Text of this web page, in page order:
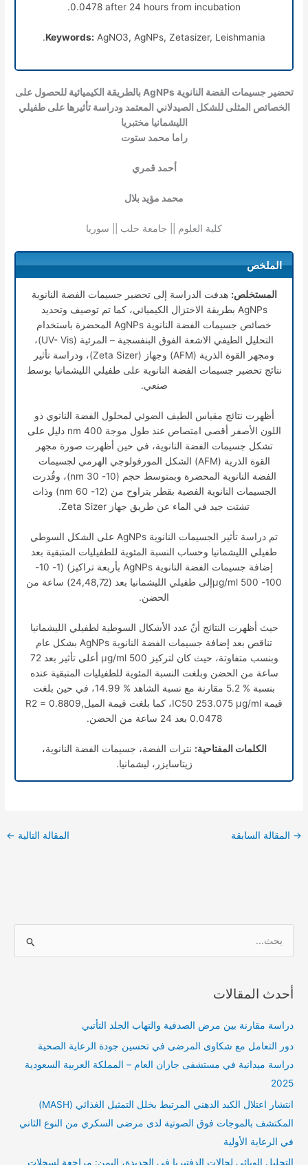
0.0478 after 24 hours from incubation.
Keywords: AgNO3, AgNPs, Zetasizer, Leishmania.
تحضير جسيمات الفضة النانوية AgNPs بالطريقة الكيميائية للحصول على
الخصائص المثلى للشكل الصيدلاني المعتمد ودراسة تأثيرها على طفيلي
الليشمانيا مختبريا
راما محمد ستوت
أحمد قمري
محمد مؤيد بلال
كلية العلوم || جامعة حلب || سوريا
الملخص
المستخلص: هدفت الدراسة إلى تحضير جسيمات الفضة النانوية
AgNPs بطريقة الاختزال الكيميائي، كما تم توصيف وتحديد
خصائص جسيمات الفضة النانوية AgNPs المحضرة باستخدام
التحليل الطيفي الاشعة الفوق البنفسجية – المرئية (UV- Vis)،
ومجهر القوة الذرية (AFM) وجهاز (Zeta Sizer)، ودراسة تأثير
نتائج تحضير جسيمات الفضة النانوية على طفيلي الليشمانيا بوسط
صنعي.
أظهرت نتائج مقياس الطيف الضوئي لمحلول الفضة النانوي ذو
اللون الأصفر أقصى امتصاص عند طول موجة nm 400 دليل على
تشكل جسيمات الفضة النانوية، في حين أظهرت صورة مجهر
القوة الذرية (AFM) الشكل المورفولوجي الهرمي لجسيمات
الفضة النانوية المحضرة وبمتوسط حجم (10- 30 nm)، وقُدرت
الجسيمات النانوية الفضية بقطر يتراوح من (12- 60 nm) وذات
تشتت جيد في الماء عن طريق جهاز Zeta Sizer.
تم دراسة تأثير الجسيمات النانوية AgNPs على الشكل السوطي
طفيلي الليشمانيا وحساب النسبة المئوية للطفيليات المتبقية بعد
إضافة جسيمات الفضة النانوية AgNPs بأربعة تراكيز) (1- 10-
100- 500 µg/mlإلى طفيلي الليشمانيا بعد (24,48,72) ساعة من
الحضن.
حيث أظهرت النتائج أنّ عدد الأشكال السوطية لطفيلي الليشمانيا
تناقص بعد إضافة جسيمات الفضة النانوية AgNPs بشكل عام
وبنسب متفاوتة، حيث كان لتركيز 500 µg/ml أعلى تأثير بعد 72
ساعة من الحضن وبلغت النسبة المئوية للطفيليات المتبقية عنده
بنسبة % 5.2 مقارنة مع نسبة الشاهد % 14.99، في حين بلغت
قيمة IC50 253.075 µg/ml، كما بلغت قيمة الميلR2 = 0.8809,
0.0478 بعد 24 ساعة من الحضن.
الكلمات المفتاحية: نترات الفضة، جسيمات الفضة النانوية،
زيتاسايزر، ليشمانيا.
→ المقالة السابقة المقالة التالية ←
ح
ن
أحدث المقالات
دراسة مقارنة بين مرض الصدفية والتهاب الجلد التأتبي
دور التعامل مع شكاوى المرضى في تحسين جودة الرعاية الصحية
دراسة ميدانية في مستشفى جازان العام – المملكة العربية السعودية
2025
انتشار اعتلال الكبد الدهني المرتبط بخلل التمثيل الغذائي (MASH)
المكتشف بالموجات فوق الصوتية لدى مرضى السكري من النوع الثاني
في الرعاية الأولية
التحليل الوبائي لحالات الدفتيريا في الحديدة، اليمن: مراجعة لسجلات